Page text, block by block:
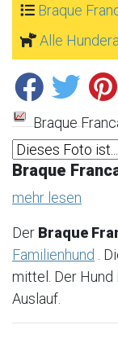
Braque
Alle
Braque
Braque
mehr lesen
Der Braque
Familienhund .
mittel. Der
Auslauf.